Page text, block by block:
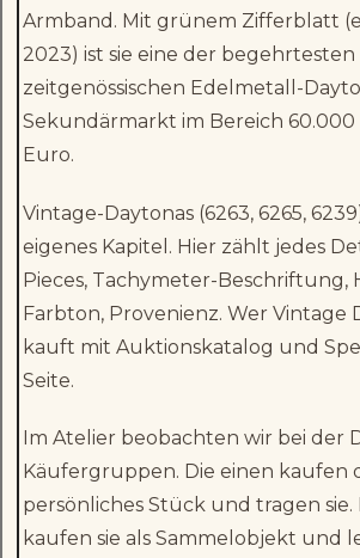
Armband. Mit grünem Zifferblatt
2023) ist sie eine der begehrtesten
zeitgenössischen Edelmetall-
Sekundärmarkt im Bereich 60.000
Euro.
Vintage-Daytonas (6263, 6265,
eigenes Kapitel. Hier zählt jedes
Pieces, Tachymeter-Beschriftung,
Farbton, Provenienz. Wer Vintage
kauft mit Auktionskatalog und
Seite.
Im Atelier beobachten wir bei der
Käufergruppen. Die einen kaufen
persönliches Stück und tragen sie.
kaufen sie als Sammelobjekt und